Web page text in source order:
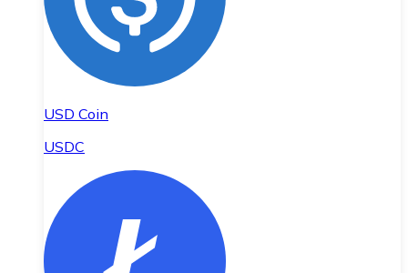
USD Coin
USDC